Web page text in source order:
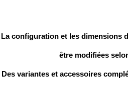
La configuration et les dimensions
être modifiées
Des variantes et accessoires